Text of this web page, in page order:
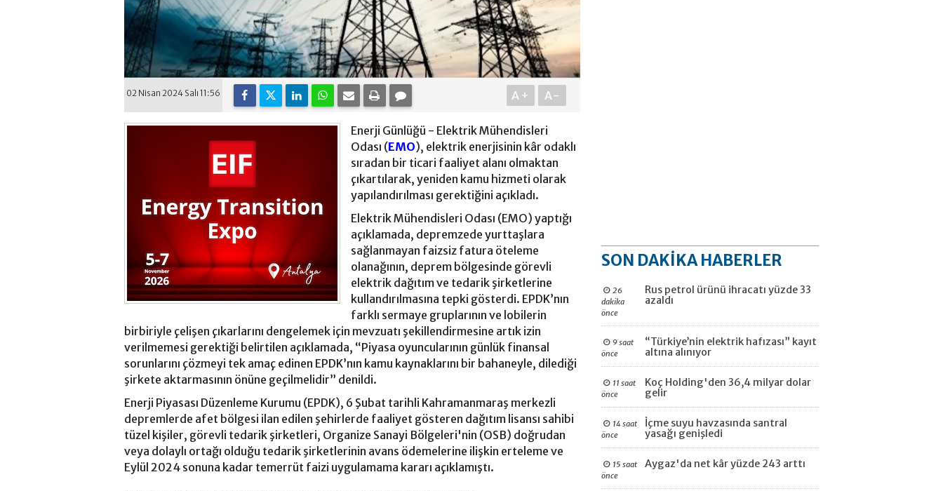
02 Nisan 2024 Salı 11:56 A+ A-
Enerji Günlüğü - Elektrik Mühendisleri
Odası (EMO), elektrik enerjisinin kâr odaklı
sıradan bir ticari faaliyet alanı olmaktan
çıkartılarak, yeniden kamu hizmeti olarak
yapılandırılması gerektiğini açıkladı.
Elektrik Mühendisleri Odası (EMO) yaptığı
açıklamada, depremzede yurttaşlara
sağlanmayan faizsiz fatura öteleme
olanağının, deprem bölgesinde görevli
elektrik dağıtım ve tedarik şirketlerine
kullandırılmasına tepki gösterdi. EPDK’nın
farklı sermaye gruplarının ve lobilerin
birbiriyle çelişen çıkarlarını dengelemek için mevzuatı şekillendirmesine artık izin
verilmemesi gerektiği belirtilen açıklamada, “Piyasa oyuncularının günlük finansal
sorunlarını çözmeyi tek amaç edinen EPDK’nın kamu kaynaklarını bir bahaneyle, dilediği
şirkete aktarmasının önüne geçilmelidir” denildi.
Enerji Piyasası Düzenleme Kurumu (EPDK), 6 Şubat tarihli Kahramanmaraş merkezli
depremlerde afet bölgesi ilan edilen şehirlerde faaliyet gösteren dağıtım lisansı sahibi
tüzel kişiler, görevli tedarik şirketleri, Organize Sanayi Bölgeleri'nin (OSB) doğrudan
veya dolaylı ortağı olduğu tedarik şirketlerinin avans ödemelerine ilişkin erteleme ve
Eylül 2024 sonuna kadar temerrüt faizi uygulamama kararı açıklamıştı.
SON DAKİKA HABERLER
26
dakika
önce
Rus petrol ürünü ihracatı yüzde 33
azaldı
9 saat
önce
“Türkiye’nin elektrik hafızası” kayıt
altına alınıyor
11 saat
önce
Koç Holding'den 36,4 milyar dolar
gelir
14 saat
önce
İçme suyu havzasında santral
yasağı genişledi
15 saat
önce
Aygaz'da net kâr yüzde 243 arttı